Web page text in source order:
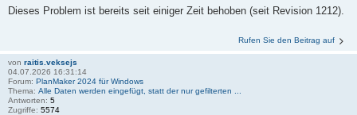
Dieses Problem ist bereits seit einiger Zeit behoben (seit Revision 1212).
Rufen Sie den Beitrag auf
von raitis.veksejs
04.07.2026 16:31:14
Forum: PlanMaker 2024 für Windows
Thema: Alle Daten werden eingefügt, statt der nur gefilterten ...
Antworten: 5
Zugriffe: 5574